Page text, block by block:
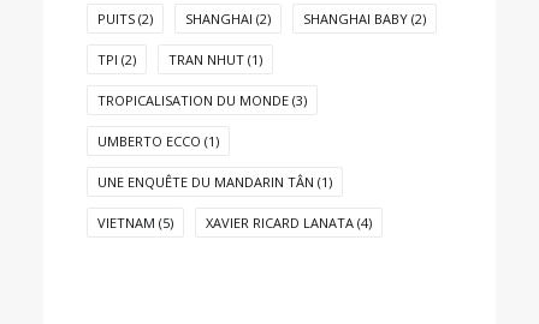
PUITS (2) SHANGHAI (2) SHANGHAI BABY (2)
TPI (2) TRAN NHUT (1)
TROPICALISATION DU MONDE (3)
UMBERTO ECCO (1)
UNE ENQUÊTE DU MANDARIN TÂN (1)
VIETNAM (5) XAVIER RICARD LANATA (4)